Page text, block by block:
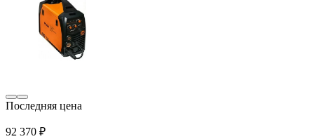
Последняя цена
92 370 ₽